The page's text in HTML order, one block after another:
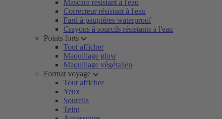
Mascara résistant à l'eau
Correcteur résistant à l'eau
Fard à paupières waterproof
Crayons à sourcils résistants à l'eau
Points forts
Tout afficher
Maquillage glow
Maquillage végétalien
Format voyage
Tout afficher
Yeux
Sourcils
Teint